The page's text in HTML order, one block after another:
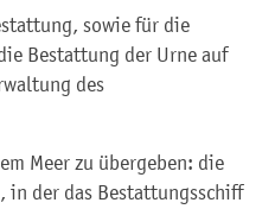
sowie für die
Bestattung der Urne auf
des
Meer zu übergeben: die
der das Bestattungsschiff